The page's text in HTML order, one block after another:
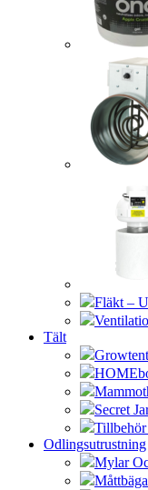
Fläkt –
Tält
Growtent
Secret
Odlingsutrustning
Mylar